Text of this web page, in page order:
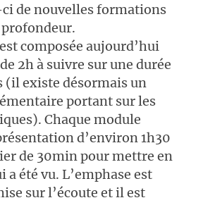
de nouvelles formations
composée aujourd’hui
2h à suivre sur une durée
(il existe désormais un
portant sur les
Chaque module
d’environ 1h30
de 30min pour mettre en
a été vu. L’emphase est
sur l’écoute et il est